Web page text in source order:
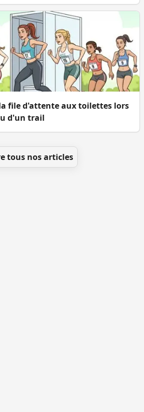
file d'attente aux toilettes lors
d'un trail
tous nos articles